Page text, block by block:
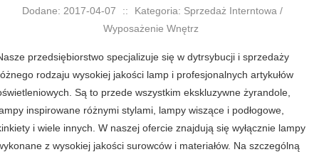
Dodane: 2017-04-07 ::
Kategoria: Sprzedaż Interntowa /
Wyposażenie Wnętrz
przedsiębiorstwo specjalizuje się w dytrsybucji i sprzedaży
rodzaju wysokiej jakości lamp i profesjonalnych artykułów
Są to przede wszystkim ekskluzywne żyrandole,
inspirowane różnymi stylami, lampy wiszące i podłogowe,
i wiele innych. W naszej ofercie znajdują się wyłącznie lampy
z wysokiej jakości surowców i materiałów. Na szczególną